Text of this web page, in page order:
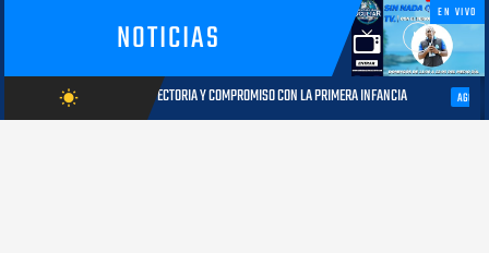
NOTICIAS
EN VIVO
wb_sunnyY COMPROMISO CON LA PRIMERA INFANCIA AGOSTO 05, 2026 Autoridades